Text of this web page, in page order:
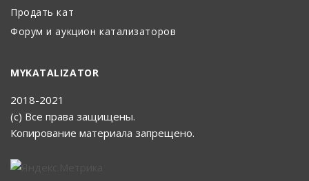
Продать кат
Форум и аукцион катализаторов
MYKATALIZATOR
2018-2021
(с) Все права защищены.
Копирование материала запрещено.